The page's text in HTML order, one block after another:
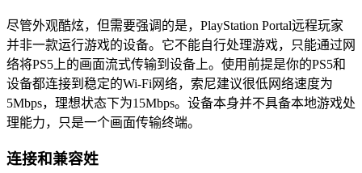
尽管外观酷炫，但需要强调的是，PlayStation Portal远程玩家
并非一款运行游戏的设备。它不能自行处理游戏，只能通过网
络将PS5上的画面流式传输到设备上。使用前提是你的PS5和
设备都连接到稳定的Wi-Fi网络，索尼建议很低网络速度为
5Mbps，理想状态下为15Mbps。设备本身并不具备本地游戏处
理能力，只是一个画面传输终端。
连接和兼容姓